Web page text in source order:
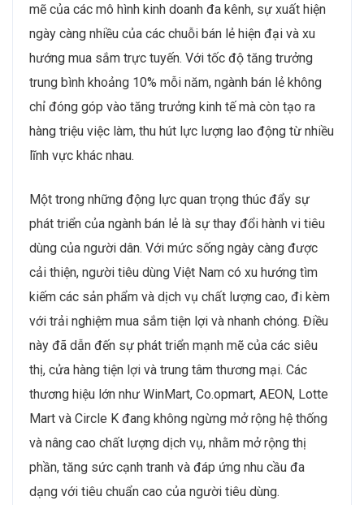
mẽ của các mô hình kinh doanh đa kênh, sự xuất hiện
ngày càng nhiều của các chuỗi bán lẻ hiện đại và xu
hướng mua sắm trực tuyến. Với tốc độ tăng trưởng
trung bình khoảng 10% mỗi năm, ngành bán lẻ không
chỉ đóng góp vào tăng trưởng kinh tế mà còn tạo ra
hàng triệu việc làm, thu hút lực lượng lao động từ nhiều
lĩnh vực khác nhau.
Một trong những động lực quan trọng thúc đẩy sự
phát triển của ngành bán lẻ là sự thay đổi hành vi tiêu
dùng của người dân. Với mức sống ngày càng được
cải thiện, người tiêu dùng Việt Nam có xu hướng tìm
kiếm các sản phẩm và dịch vụ chất lượng cao, đi kèm
với trải nghiệm mua sắm tiện lợi và nhanh chóng. Điều
này đã dẫn đến sự phát triển mạnh mẽ của các siêu
thị, cửa hàng tiện lợi và trung tâm thương mại. Các
thương hiệu lớn như WinMart, Co.opmart, AEON, Lotte
Mart và Circle K đang không ngừng mở rộng hệ thống
và nâng cao chất lượng dịch vụ, nhằm mở rộng thị
phần, tăng sức cạnh tranh và đáp ứng nhu cầu đa
dạng với tiêu chuẩn cao của người tiêu dùng.